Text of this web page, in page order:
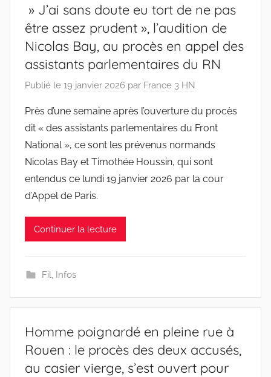
» J’ai sans doute eu tort de ne pas
être assez prudent », l’audition de
Nicolas Bay, au procès en appel des
assistants parlementaires du RN
Publié le 19 janvier 2026 par France 3 HN
Près d’une semaine après l’ouverture du procès
dit « des assistants parlementaires du Front
National », ce sont les prévenus normands
Nicolas Bay et Timothée Houssin, qui sont
entendus ce lundi 19 janvier 2026 par la cour
d’Appel de Paris.
Continuer la lecture
Fil, Infos
Homme poignardé en pleine rue à
Rouen : le procès des deux accusés,
au casier vierge, s’est ouvert pour